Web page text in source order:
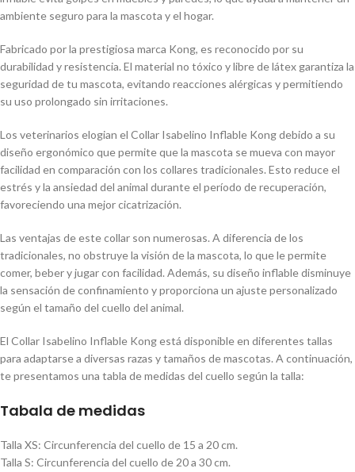
ambiente seguro para la mascota y el hogar.
Fabricado por la prestigiosa marca Kong, es reconocido por su
durabilidad y resistencia. El material no tóxico y libre de látex garantiza la
seguridad de tu mascota, evitando reacciones alérgicas y permitiendo
su uso prolongado sin irritaciones.
Los veterinarios elogian el Collar Isabelino Inflable Kong debido a su
diseño ergonómico que permite que la mascota se mueva con mayor
facilidad en comparación con los collares tradicionales. Esto reduce el
estrés y la ansiedad del animal durante el período de recuperación,
favoreciendo una mejor cicatrización.
Las ventajas de este collar son numerosas. A diferencia de los
tradicionales, no obstruye la visión de la mascota, lo que le permite
comer, beber y jugar con facilidad. Además, su diseño inflable disminuye
la sensación de confinamiento y proporciona un ajuste personalizado
según el tamaño del cuello del animal.
El Collar Isabelino Inflable Kong está disponible en diferentes tallas
para adaptarse a diversas razas y tamaños de mascotas. A continuación,
te presentamos una tabla de medidas del cuello según la talla:
Tabala de medidas
Talla XS: Circunferencia del cuello de 15 a 20 cm.
Talla S: Circunferencia del cuello de 20 a 30 cm.